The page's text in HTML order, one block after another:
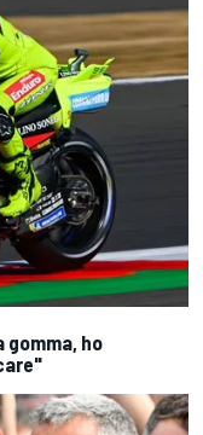
gomma, ho